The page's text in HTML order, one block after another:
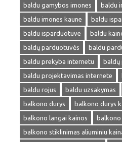
baldu gamybos imones
baldu
baldu imones kaune
baldu
baldu isparduotuve
baldu
baldų parduotuvės
baldu
baldu prekyba internetu
baldų
baldu projektavimas internete
baldu rojus
baldu uzsakymas
balkono durys
balkono durys
balkono langai kainos
balkono stiklinimas aliuminiu